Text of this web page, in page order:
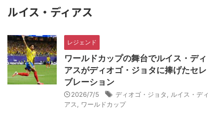
ルイス・ディアス
レジェンド
ワールドカップの舞台でルイス・ディ
アスがディオゴ・ジョタに捧げたセレ
ブレーション
2026/7/5 ディオゴ・ジョタ
ルイス・ディ
アス
ワールドカップ